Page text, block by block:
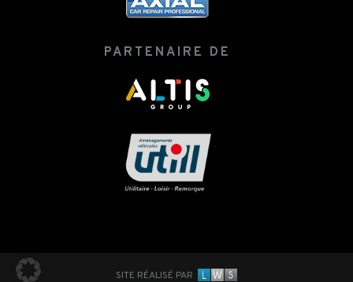
PARTENAIRE DE
SITE RÉALISÉ PAR